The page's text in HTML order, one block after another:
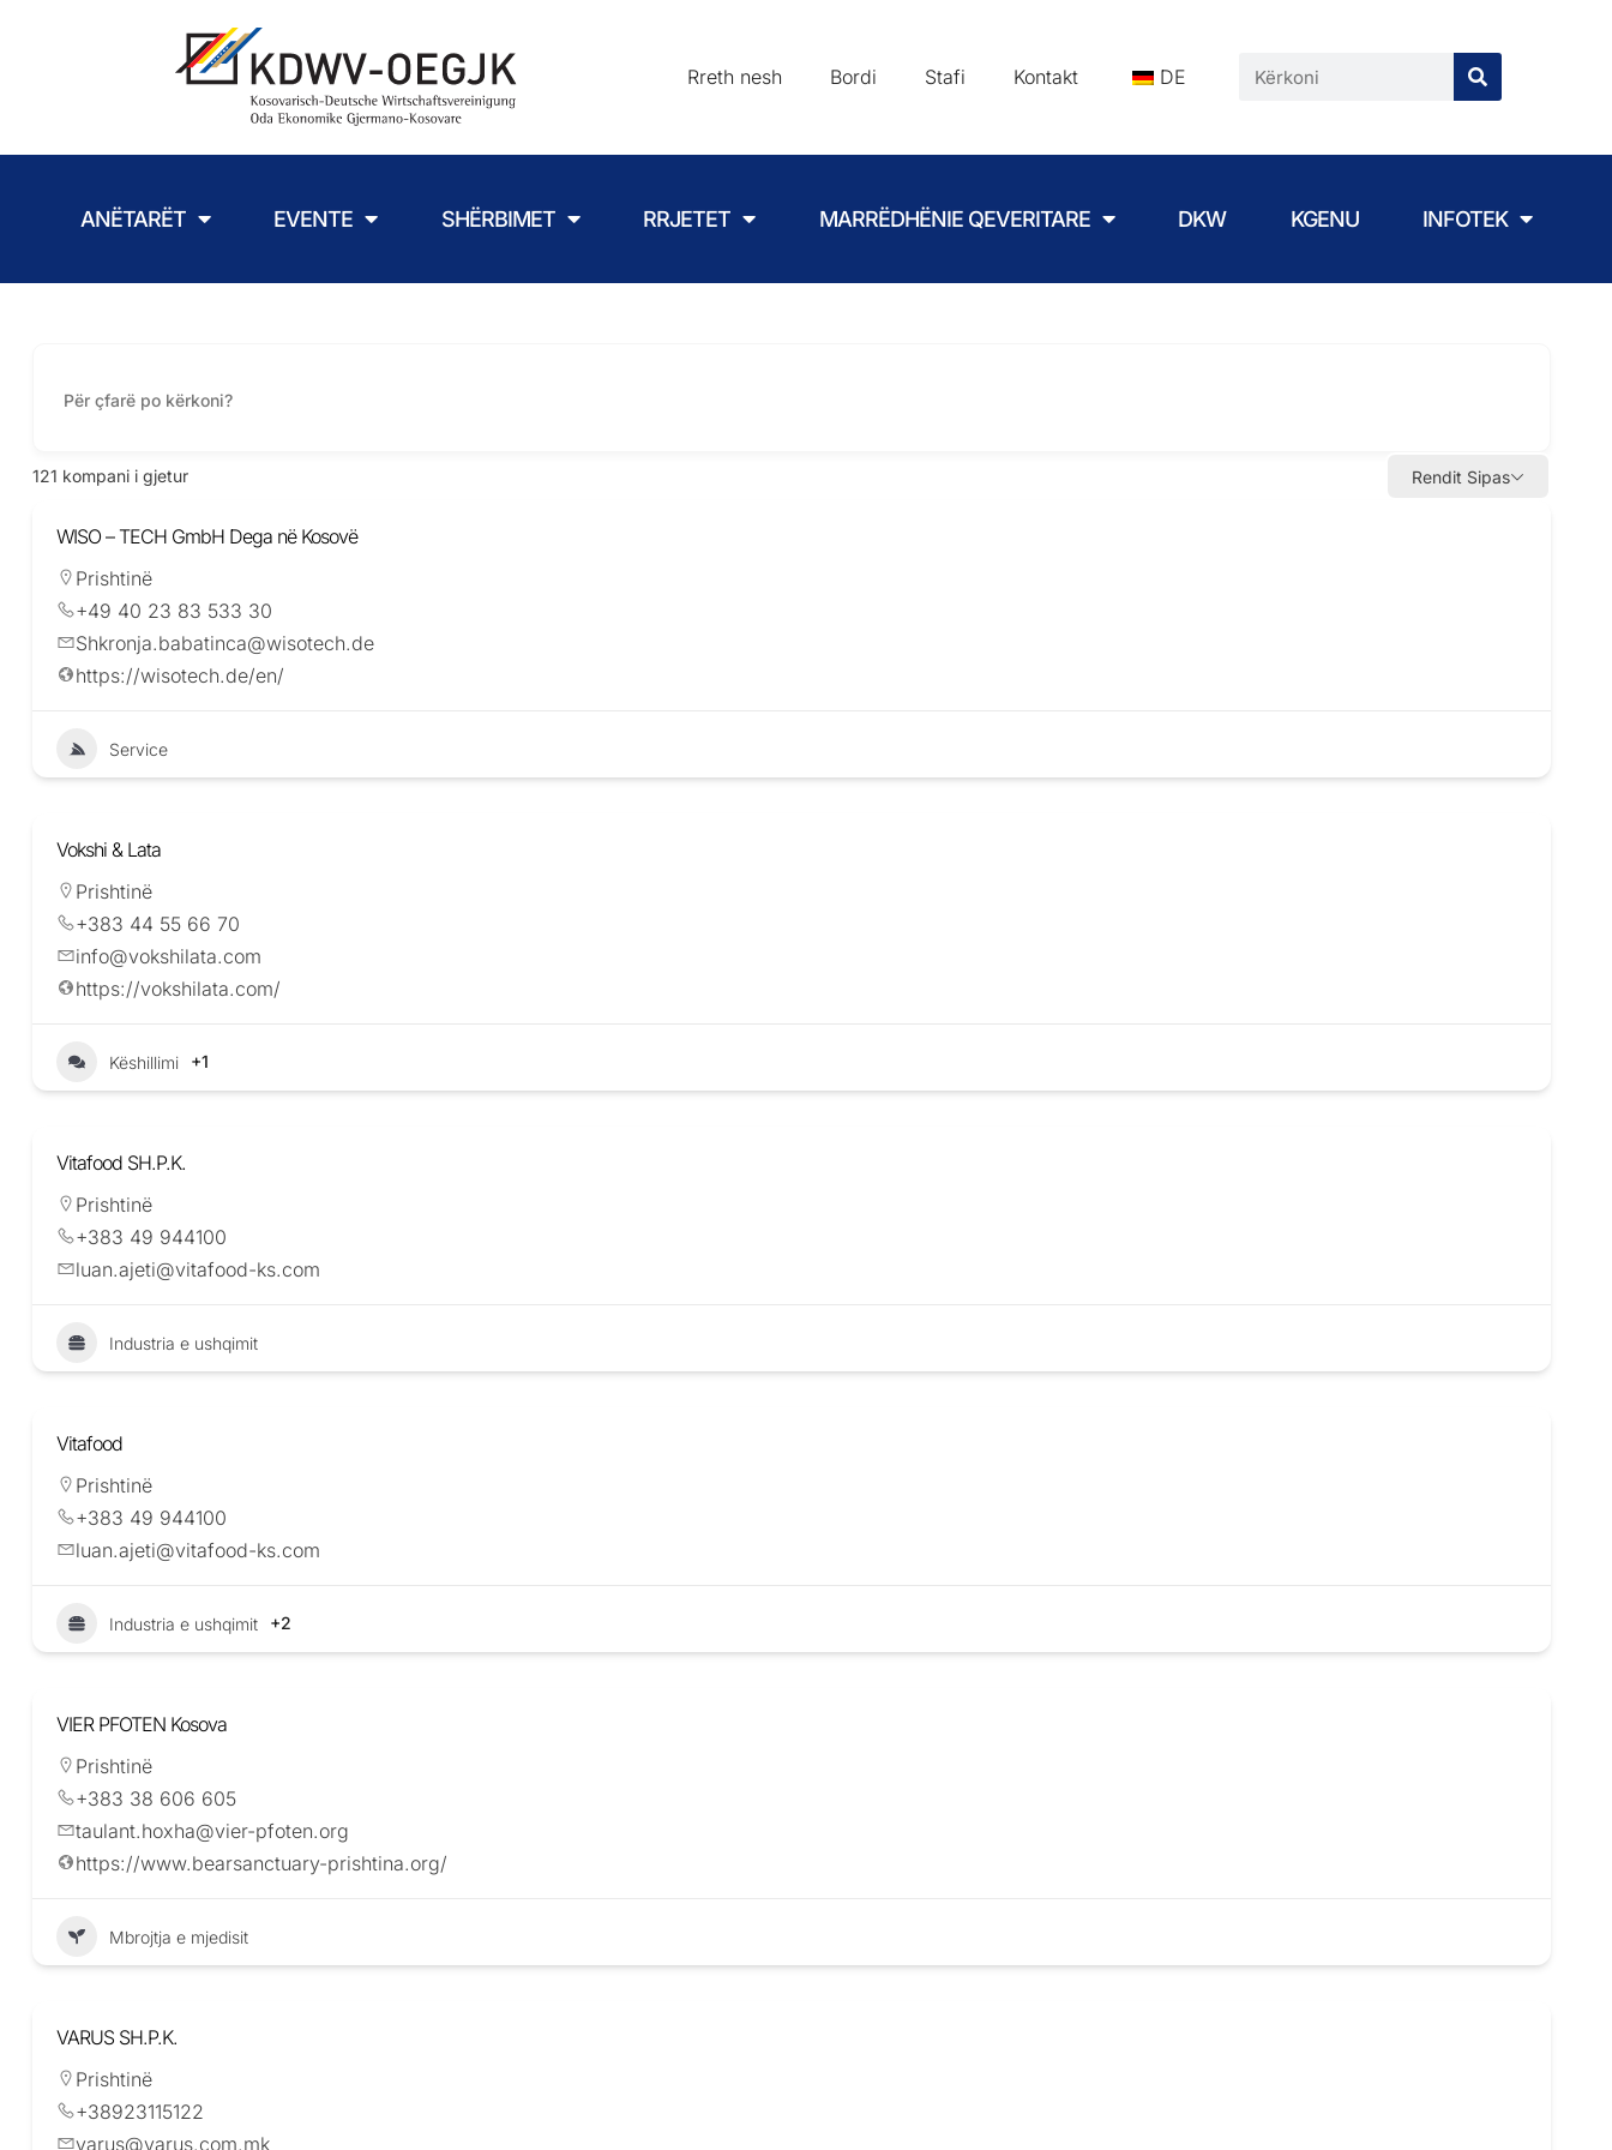
Rreth nesh Bordi Stafi Kontakt DE
ANËTARËT EVENTE SHËRBIMET RRJETET MARRËDHËNIE QEVERITARE DKW KGENU INFOTEK
121 kompani i gjetur Rendit Sipas
WISO – TECH GmbH Dega në Kosovë
Prishtinë
+49 40 23 83 533 30
Shkronja.babatinca@wisotech.de
https://wisotech.de/en/
Service
Vokshi & Lata
Prishtinë
+383 44 55 66 70
info@vokshilata.com
https://vokshilata.com/
Këshillimi +1
Vitafood SH.P.K.
Prishtinë
+383 49 944100
luan.ajeti@vitafood-ks.com
Industria e ushqimit
Vitafood
Prishtinë
+383 49 944100
luan.ajeti@vitafood-ks.com
Industria e ushqimit +2
VIER PFOTEN Kosova
Prishtinë
+383 38 606 605
taulant.hoxha@vier-pfoten.org
https://www.bearsanctuary-prishtina.org/
Mbrojtja e mjedisit
VARUS SH.P.K.
Prishtinë
+38923115122
varus@varus.com.mk